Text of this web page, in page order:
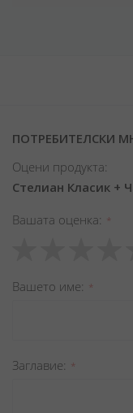
ПОТРЕБИТЕЛСКИ
Оцени продукта:
Стелиан Класик +
Вашата оценка
star
stars
stars
stars
stars
Вашето име
Заглавиe